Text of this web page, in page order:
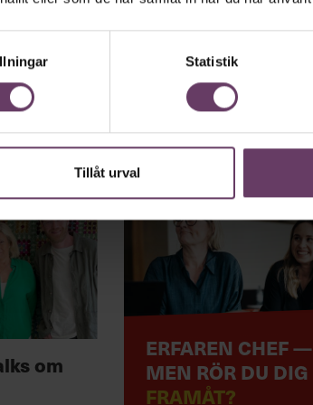
Statistik
Tillåt urval
om
ERFAREN CHEF —
MEN RÖR DU DIG
FRAMÅT?